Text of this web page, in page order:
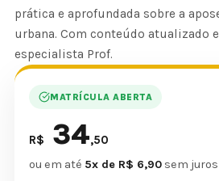
prática e aprofundada sobre a
urbana. Com conteúdo atualizado
especialista Prof.
MATRÍCULA ABERTA
R$ 34,50
ou em até 5x de R$ 6,90 sem juros